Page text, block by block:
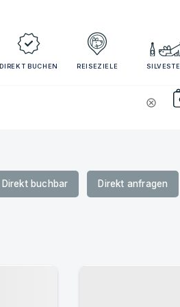
DIREKT BUCHEN REISEZIELE
Reisezeitraum und
cancel
Direkt buchbar Direkt anfragen